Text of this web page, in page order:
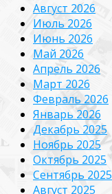
Август 2026
Июль 2026
Июнь 2026
Май 2026
Апрель 2026
Март 2026
Февраль 2026
Январь 2026
Декабрь 2025
Ноябрь 2025
Октябрь 2025
Сентябрь 2025
Август 2025